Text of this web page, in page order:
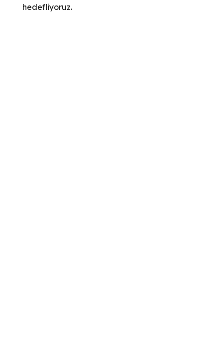
hedefliyoruz.